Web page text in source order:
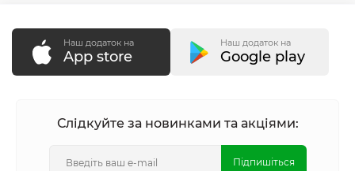
Наш додаток на
App store
Наш додаток на
Google play
Слідкуйте за новинками та акціями:
Підпишіться